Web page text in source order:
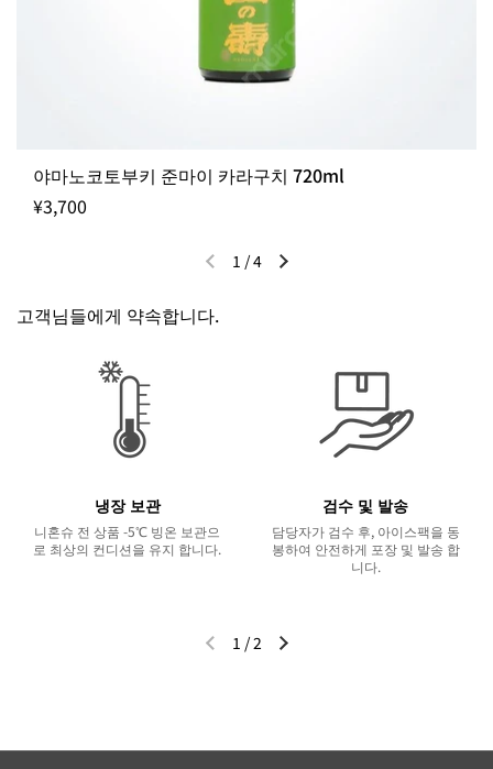
야마노코토부키 준마이 카라구치 720ml
¥3,700
이전 슬라이드다음 슬라이드
1 /4
고객님들에게 약속합니다.
냉장 보관
니혼슈 전 상품 -5℃ 빙온 보관으
로 최상의 컨디션을 유지 합니다.
검수 및 발송
담당자가 검수 후, 아이스팩을 동
봉하여 안전하게 포장 및 발송 합
니다.
이전 슬라이드다음 슬라이드
1 /2